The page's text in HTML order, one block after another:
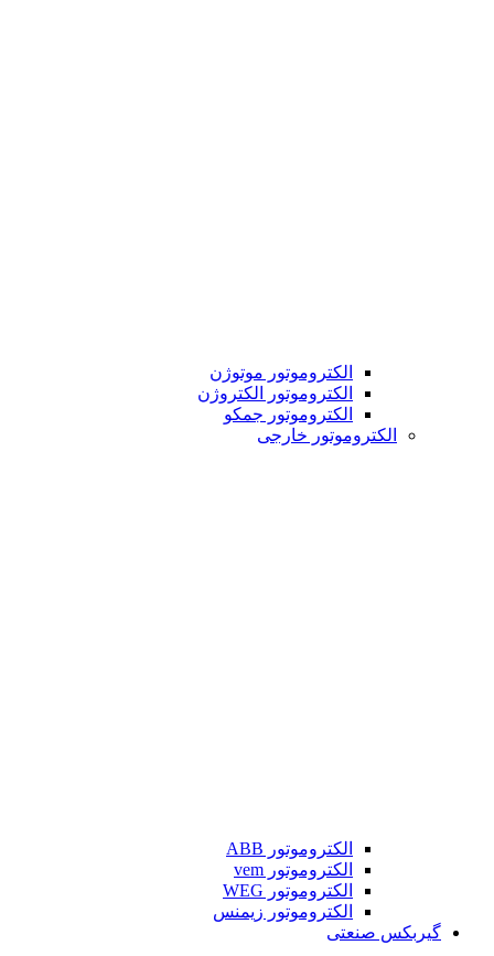
الکتروموتور موتوژن
الکتروموتور الکتروژن
الکتروموتور جمکو
الکتروموتور خارجی
الکتروموتور ABB
الکتروموتور vem
الکتروموتور WEG
الکتروموتور زیمنس
گیربکس صنعتی